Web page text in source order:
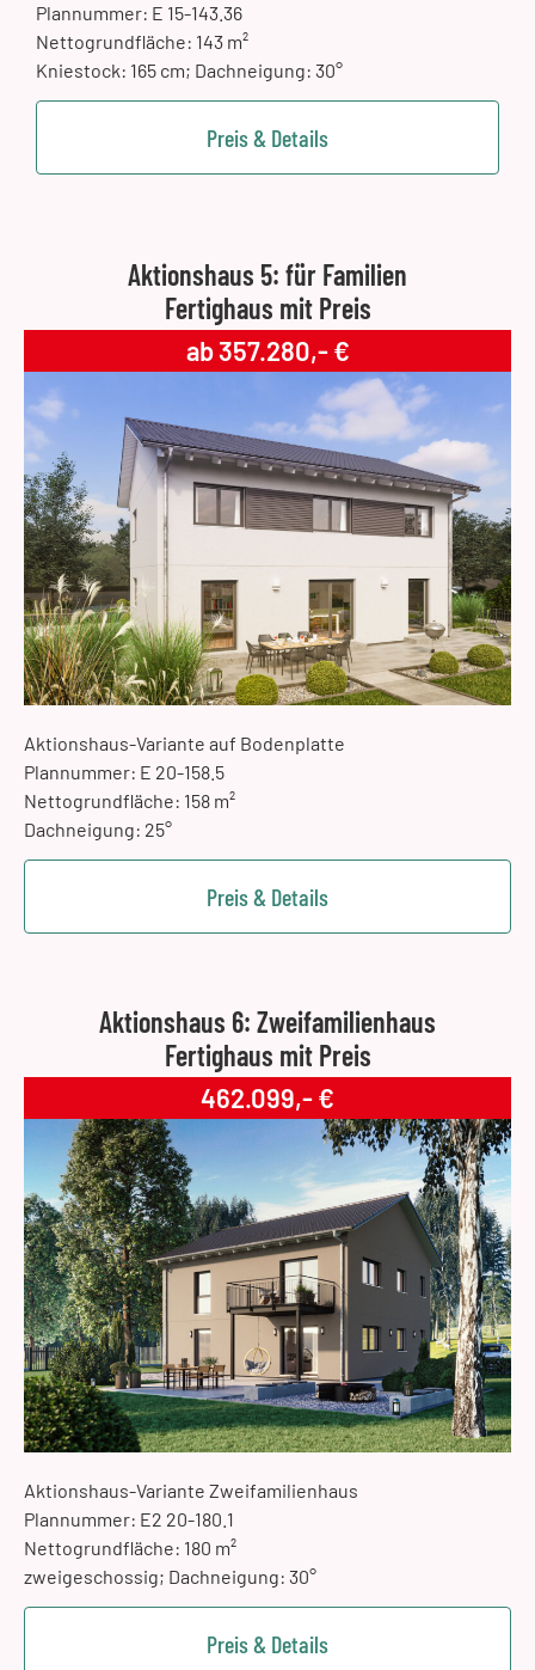
Plannummer: E 15-143.36
Nettogrundfläche: 143 m²
Kniestock: 165 cm; Dachneigung: 30°
Preis & Details
Aktionshaus 5: für Familien
Fertighaus mit Preis
ab 357.280,- €
Aktionshaus-Variante auf Bodenplatte
Plannummer: E 20-158.5
Nettogrundfläche: 158 m²
Dachneigung: 25°
Preis & Details
Aktionshaus 6: Zweifamilienhaus
Fertighaus mit Preis
462.099,- €
Aktionshaus-Variante Zweifamilienhaus
Plannummer: E2 20-180.1
Nettogrundfläche: 180 m²
zweigeschossig; Dachneigung: 30°
Preis & Details